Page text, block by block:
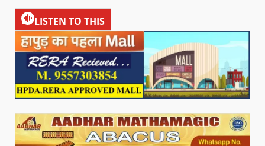
LISTEN TO THIS